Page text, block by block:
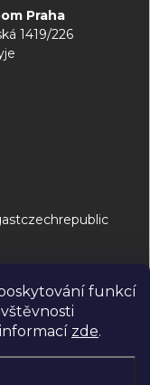
funkcí
zde.
Praha
1419/226